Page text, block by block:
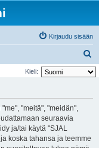
Kirjaudu sisään
t
Kieli:
"meitä", "meidän",
seuraavia
ja/tai käytä "SJAL
koska tahansa ja teemme